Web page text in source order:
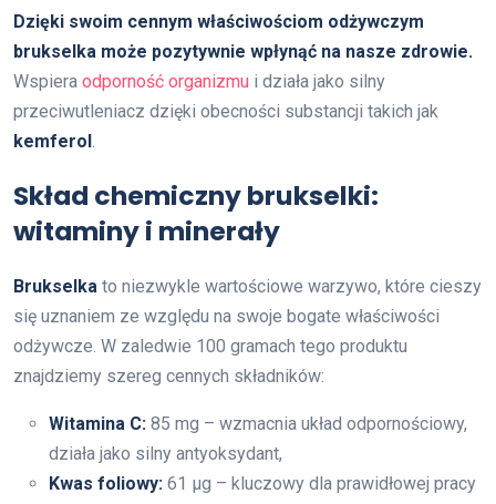
Dzięki swoim cennym właściwościom odżywczym
brukselka może pozytywnie wpłynąć na nasze zdrowie.
Wspiera odporność organizmu i działa jako silny
przeciwutleniacz dzięki obecności substancji takich jak
kemferol.
Skład chemiczny brukselki:
witaminy i minerały
Brukselka to niezwykle wartościowe warzywo, które cieszy
się uznaniem ze względu na swoje bogate właściwości
odżywcze. W zaledwie 100 gramach tego produktu
znajdziemy szereg cennych składników:
Witamina C: 85 mg – wzmacnia układ odpornościowy,
działa jako silny antyoksydant,
Kwas foliowy: 61 µg – kluczowy dla prawidłowej pracy